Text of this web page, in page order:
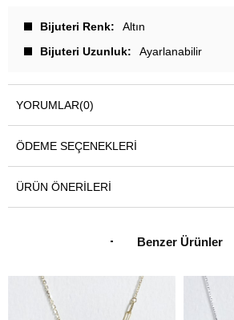
Bijuteri Renk
Altın
Bijuteri Uzunluk
Ayarlanabilir
YORUMLAR(0)
ÖDEME SEÇENEKLERI
ÜRÜN ÖNERILERI
Benzer Ürünler